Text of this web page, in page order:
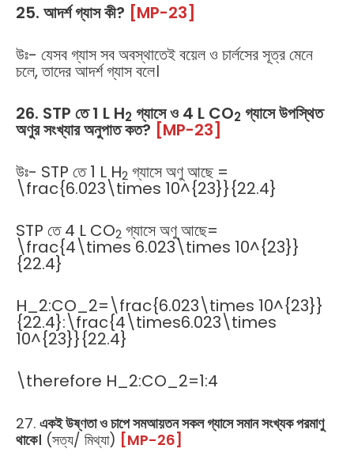
25. আদর্শ গ্যাস কী? [MP-23]
উঃ- যেসব গ্যাস সব অবস্থাতেই বয়েল ও চার্লসের সূত্র মেনে
চলে, তাদের আদর্শ গ্যাস বলে।
26. STP তে 1 L H2 গ্যাসে ও 4 L CO2 গ্যাসে উপস্থিত
অণুর সংখ্যার অনুপাত কত? [MP-23]
উঃ- STP তে 1 L H2 গ্যাসে অণু আছে =
\frac{6.023\times 10^{23}}{22.4}
STP তে 4 L CO2 গ্যাসে অণু আছে=
\frac{4\times 6.023\times 10^{23}}
{22.4}
H_2:CO_2=\frac{6.023\times 10^{23}}
{22.4}:\frac{4\times6.023\times
10^{23}}{22.4}
\therefore H_2:CO_2=1:4
27. একই উষ্ণতা ও চাপে সমআয়তন সকল গ্যাসে সমান সংখ্যক পরমাণু
থাকে। (সত্য/ মিথ্যা) [MP-26]